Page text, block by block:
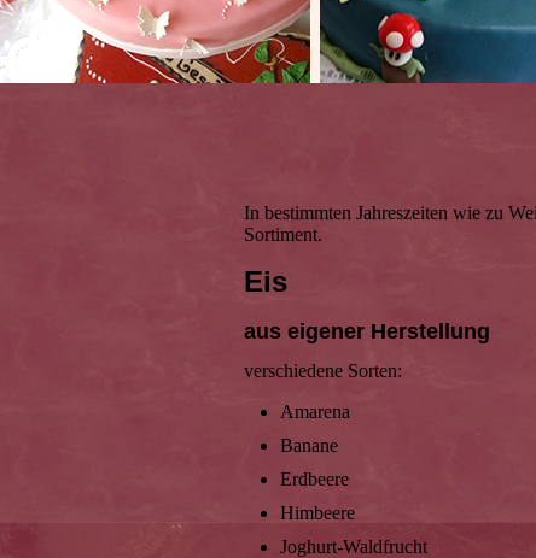
In bestimmten Jahreszeiten wie zu
Sortiment.
Eis
aus eigener Herstellung
verschiedene Sorten:
Amarena
Banane
Erdbeere
Himbeere
Joghurt-Waldfrucht